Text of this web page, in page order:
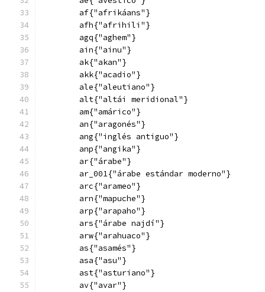
        af{"afrikáans"}
        afh{"afrihili"}
        agq{"aghem"}
        ain{"ainu"}
        ak{"akan"}
        akk{"acadio"}
        ale{"aleutiano"}
        alt{"altái meridional"}
        am{"amárico"}
        an{"aragonés"}
        ang{"inglés antiguo"}
        anp{"angika"}
        ar{"árabe"}
        ar_001{"árabe estándar moderno"}
        arc{"arameo"}
        arn{"mapuche"}
        arp{"arapaho"}
        ars{"árabe najdí"}
        arw{"arahuaco"}
        as{"asamés"}
        asa{"asu"}
        ast{"asturiano"}
        av{"avar"}